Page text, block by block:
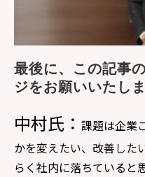
最後に、この記事
ジをお願いいたしま
中村氏： 課題は企業
かを変えたい、改善した
らく社内に落ちていると